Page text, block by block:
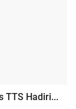
TTS Hadiri...